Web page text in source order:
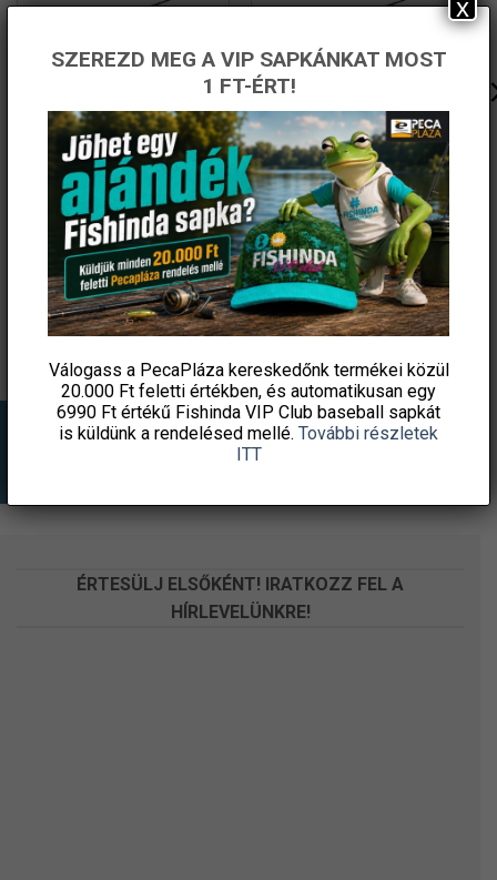
Delphin VULKÁN NXT
390cm 65g match bot
36 780Ft Original
price
was:
36
780 Ft.
31 263FtCurrent
price
is:
31
263 Ft.
damil.hu
KOSÁRBA TESZEM
Ingyenes szállítás
Delphin VULKÁN NXT
360cm 65g match bot
33 440Ft Original
price
was:
33
440 Ft.
28 424FtCurrent
price
is:
28
damil.hu
KOSÁRBA TESZEM
ÉRTESÜLJ ELSŐKÉNT! IRATKOZZ FEL A
HÍRLEVELÜNKRE!
SZEREZD MEG A VIP SAPKÁNKAT MOST
1 FT-ÉRT!
Válogass a PecaPláza kereskedőnk termékei közül
20.000 Ft feletti értékben, és automatikusan egy
6990 Ft értékű Fishinda VIP Club baseball sapkát
is küldünk a rendelésed mellé. További részletek
ITT
x